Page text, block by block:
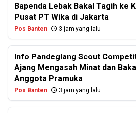
Bapenda Lebak Bakal Tagih ke
Pusat PT Wika di Jakarta
Pos Banten 3 jam yang lalu
Info Pandeglang Scout
Ajang Mengasah Minat dan
Anggota Pramuka
Pos Banten 3 jam yang lalu